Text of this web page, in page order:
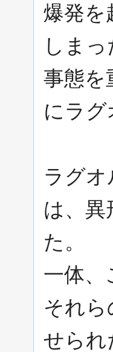
爆発を
しまっ
事態を
にラ
ラグ
は、異
た。
一体、
それ
せられ